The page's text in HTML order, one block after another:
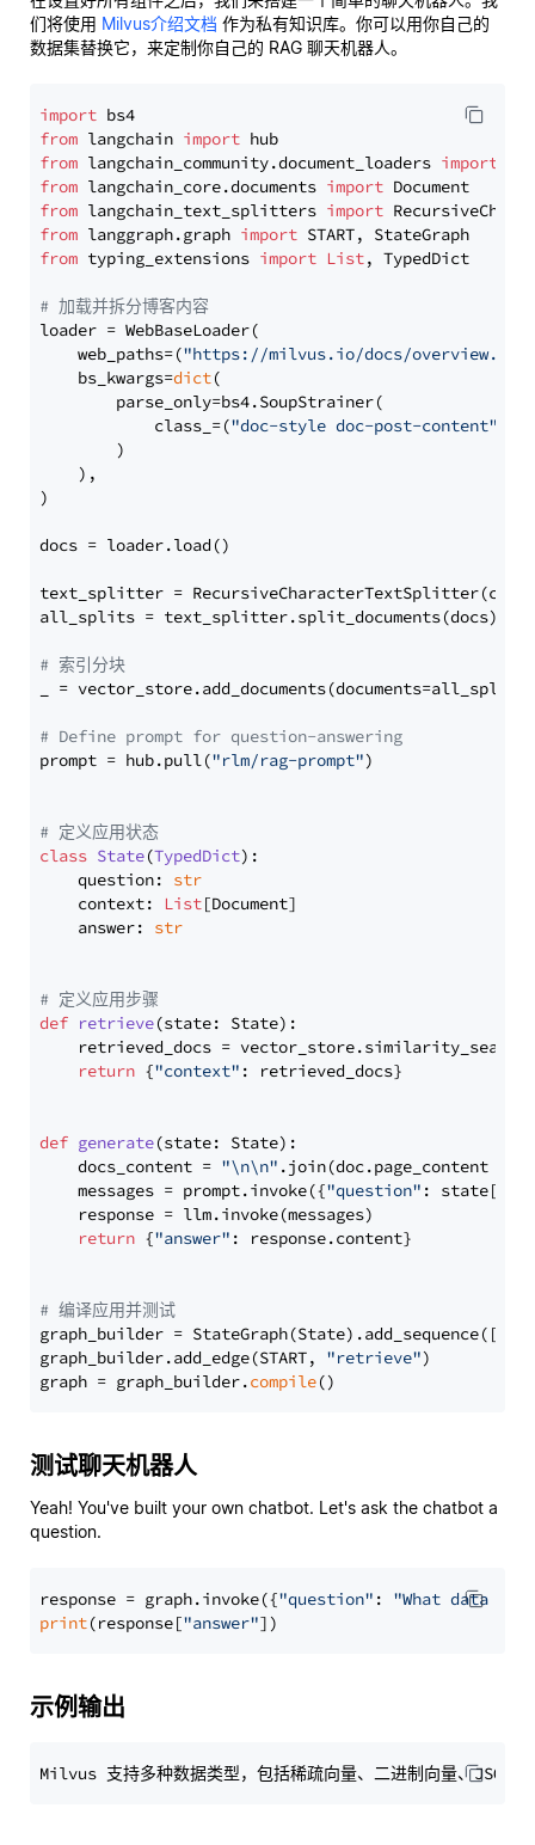
们将使用 Milvus介绍文档 作为私有知识库。你可以用你自己的
数据集替换它，来定制你自己的 RAG 聊天机器人。
import
from langchain import
from langchain_community.document_loaders import
from langchain_core.documents import
from langchain_text_splitters import
from langgraph.graph import
from typing_extensions import List, TypedDict
# 加载并拆分博客内容
loader = WebBaseLoader(
    web_paths=(
"https://milvus.io/docs/overview.md"
    bs_kwargs=
dict(
        parse_only=bs4.SoupStrainer(
            class_=(
"doc-style doc-post-content"
        )
    ),
)
docs = loader.load()
text_splitter =
all_splits = text_splitter.split_documents(docs)
# 索引分块
_ = vector_store.add_documents(documents=all_splits)
# Define prompt for question-answering
prompt = hub.pull("rlm/rag-prompt")
# 定义应用状态
class State(TypedDict):
    question:
str
    context:
List[Document]
    answer:
str
# 定义应用步骤
def retrieve(state: State):
retrieved_docs =
return {"context" : retrieved_docs}
def generate(state: State):
    docs_content =
"\n\n" .join(doc.page_content
    messages = prompt.invoke({
"question" : state[
    response = llm.invoke(messages)
return {"answer" : response.content}
# 编译应用并测试
graph_builder =
graph_builder.add_edge(START, "retrieve")
graph = graph_builder.compile
测试聊天机器人
Yeah! You've built your own chatbot. Let's ask the chatbot a
question.
response = graph.invoke({"question" : "What data
print(response["answer"
示例输出